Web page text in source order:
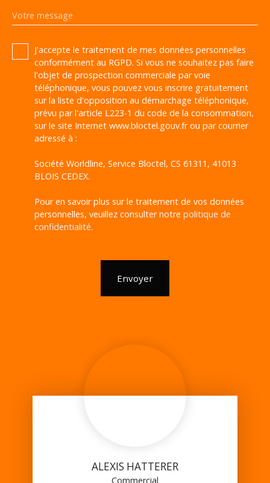
Votre message
J'accepte le traitement de mes données personnelles
conformément au RGPD. Si vous ne souhaitez pas faire
l'objet de prospection commerciale par voie
téléphonique, vous pouvez vous inscrire gratuitement
sur la liste d'opposition au démarchage téléphonique,
prévu par l'article L223-1 du code de la consommation,
sur le site Internet www.bloctel.gouv.fr ou par courrier
adressé à :
Société Worldline, Service Bloctel, CS 61311, 41013
BLOIS CEDEX.
Pour en savoir plus sur le traitement de vos données
personnelles, veuillez consulter notre politique de
confidentialité.
Envoyer
ALEXIS HATTERER
Commercial